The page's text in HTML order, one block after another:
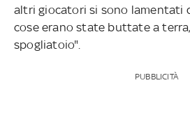
altri giocatori si sono lamentati
cose erano state buttate a
spogliatoio".
PUBBLICITÀ